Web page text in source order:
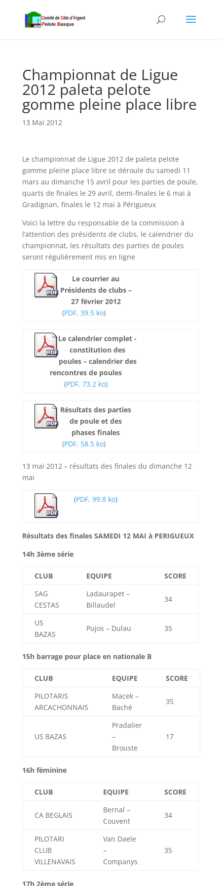
Championnat de Ligue
2012 paleta pelote
gomme pleine place libre
13 Mai 2012
Le championnat de Ligue 2012 de paleta pelote
gomme pleine place libre se déroule du samedi 11
mars au dimanche 15 avril pour les parties de poule,
quarts de finales le 29 avril, demi-finales le 6 mai à
Gradignan, finales le 12 mai à Périgueux
Voici la lettre du responsable de la commission à
l’attention des présidents de clubs, le calendrier du
championnat, les résultats des parties de poules
seront régulièrement mis en ligne
Le courrier au
Présidents de clubs –
27 février 2012
(PDF, 39.5 ko)
Le calendrier complet -
constitution des
poules – calendrier des
rencontres de poules
(PDF, 73.2 ko)
Résultats des parties
de poule et des
phases finales
(PDF, 58.5 ko)
13 mai 2012 – résultats des finales du dimanche 12
mai
(PDF, 99.8 ko)
Résultats des finales SAMEDI 12 MAI à PERIGUEUX
14h 3ème série
CLUB EQUIPE
SCORE
SAG
CESTAS
Ladaurapet –
Billaudel
34
US
BAZAS
Pujos – Dulau 35
15h barrage pour place en nationale B
CLUB EQUIPE
SCORE
PILOTARIS
ARCACHONNAIS
Macek –
Baché
35
US BAZAS
Pradalier
–
Brouste
17
16h féminine
CLUB EQUIPE SCORE
CA BEGLAIS
Bernal –
Couvent
34
PILOTARI
CLUB
VILLENAVAIS
Van Daele
–
Companys
35
17h 2ème série